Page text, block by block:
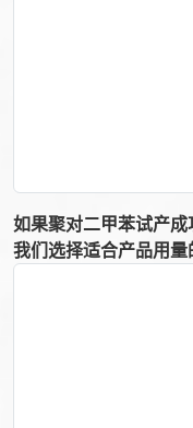
如果聚对二甲苯试产
我们选择适合产品用量